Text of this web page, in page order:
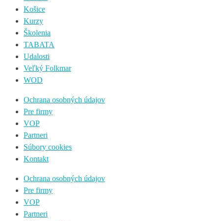
Košice
Kurzy
Školenia
TABATA
Udalosti
Veľký Folkmar
WOD
Ochrana osobných údajov
Pre firmy
VOP
Partneri
Súbory cookies
Kontakt
Ochrana osobných údajov
Pre firmy
VOP
Partneri